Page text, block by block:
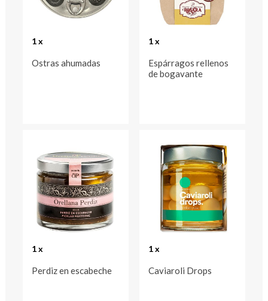
1 x
Ostras ahumadas
1 x
Espárragos rellenos
de bogavante
1 x
Perdiz en escabeche
1 x
Caviaroli Drops